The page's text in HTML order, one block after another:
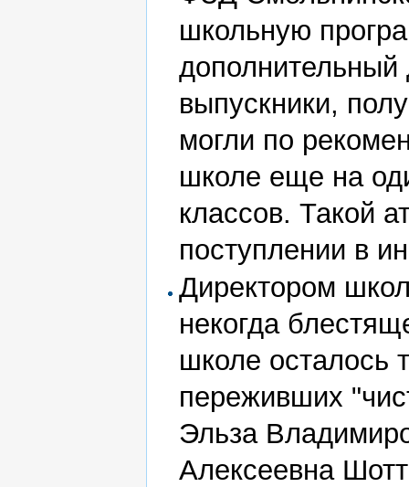
школьную
выпускники,
могли по
школе еще на
классов. Такой
поступлении в
Директором
некогда
школе осталось
переживших
Эльза
Алексеевна